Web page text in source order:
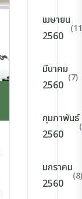
เมษายน
2560
มีนาคม
2560
(7)
กุมภาพันธ์
2560
มกราคม
2560
(8)